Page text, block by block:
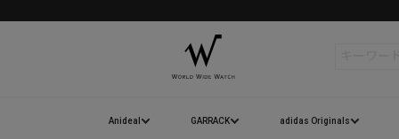
Anideal GARRACK adidas Originals